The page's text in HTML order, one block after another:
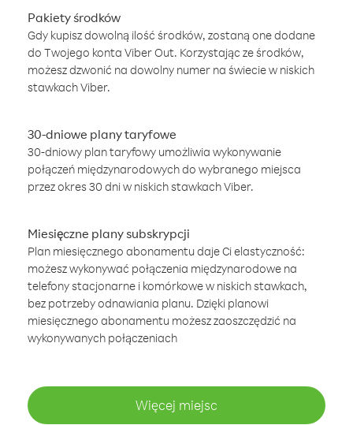
Pakiety środków
Gdy kupisz dowolną ilość środków, zostaną one dodane
do Twojego konta Viber Out. Korzystając ze środków,
możesz dzwonić na dowolny numer na świecie w niskich
stawkach Viber.
30-dniowe plany taryfowe
30-dniowy plan taryfowy umożliwia wykonywanie
połączeń międzynarodowych do wybranego miejsca
przez okres 30 dni w niskich stawkach Viber.
Miesięczne plany subskrypcji
Plan miesięcznego abonamentu daje Ci elastyczność:
możesz wykonywać połączenia międzynarodowe na
telefony stacjonarne i komórkowe w niskich stawkach,
bez potrzeby odnawiania planu. Dzięki planowi
miesięcznego abonamentu możesz zaoszczędzić na
wykonywanych połączeniach
Więcej miejsc